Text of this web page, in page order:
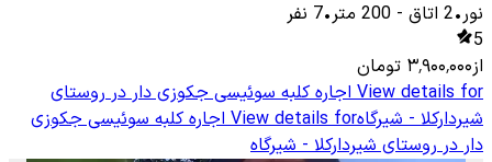
نور•
2 اتاق -
200 متر•
7 نفر
5
از۳٬۹۰۰٬۰۰۰ تومان
View details for اجاره کلبه سوئیسی جکوزی دار در روستای
شیردارکلا - شیرگاهView details for اجاره کلبه سوئیسی جکوزی
دار در روستای شیردارکلا - شیرگاه